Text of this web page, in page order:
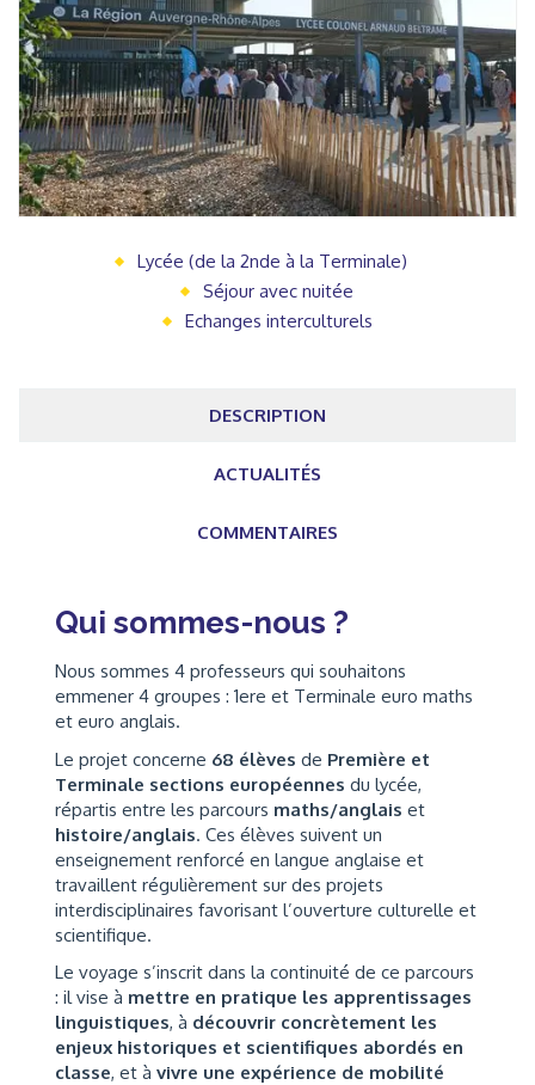
Lycée (de la 2nde à la Terminale)
Séjour avec nuitée
Echanges interculturels
DESCRIPTION
ACTUALITÉS
COMMENTAIRES
Qui sommes-nous ?
Nous sommes 4 professeurs qui souhaitons
emmener 4 groupes : 1ere et Terminale euro maths
et euro anglais.
Le projet concerne 68 élèves de Première et
Terminale sections européennes du lycée,
répartis entre les parcours maths/anglais et
histoire/anglais. Ces élèves suivent un
enseignement renforcé en langue anglaise et
travaillent régulièrement sur des projets
interdisciplinaires favorisant l’ouverture culturelle et
scientifique.
Le voyage s’inscrit dans la continuité de ce parcours
: il vise à mettre en pratique les apprentissages
linguistiques, à découvrir concrètement les
enjeux historiques et scientifiques abordés en
classe, et à vivre une expérience de mobilité